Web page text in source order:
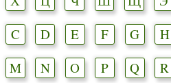
C
D E F G H
M
N O P Q R